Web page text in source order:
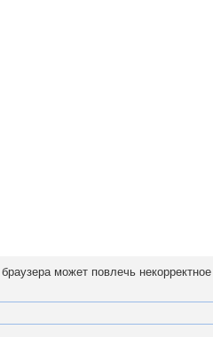
может повлечь